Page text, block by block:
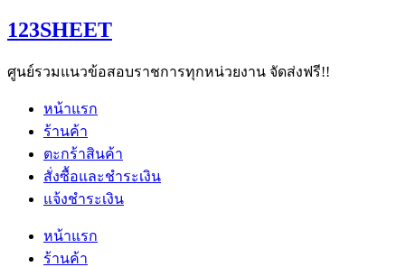
Skip
to
123SHEET
ศูนย์รวมแนวข้อสอบราชการทุกหน่วยงาน จัดส่งฟรี!!
หน้าแรก
ร้านค้า
ตะกร้าสินค้า
สั่งซื้อและชำระเงิน
แจ้งชำระเงิน
หน้าแรก
ร้านค้า